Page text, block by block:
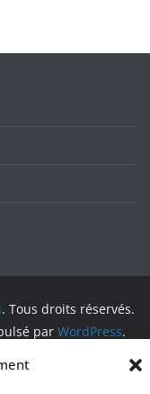
. Tous droits réservés.
par WordPress.